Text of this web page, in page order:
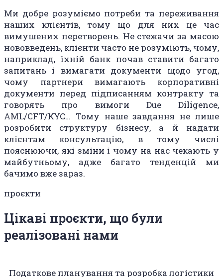
Ми добре розуміємо потреби та переживання
наших клієнтів, тому що для них це час
вимушених перетворень. Не стежачи за масою
нововведень, клієнти часто не розуміють, чому,
наприклад, їхній банк почав ставити багато
запитань і вимагати документи щодо угод,
чому партнери вимагають корпоративні
документи перед підписанням контракту та
говорять про вимоги Due Diligence,
AML/CFT/KYC… Тому наше завдання не лише
розробити структуру бізнесу, а й надати
клієнтам консультацію, в тому числі
пояснюючи, які зміни і чому на нас чекають у
майбутньому, адже багато тенденцій ми
бачимо вже зараз.
проєкти
Цікаві проєкти, що були
реалізовані нами
Податкове планування та розробка логістики